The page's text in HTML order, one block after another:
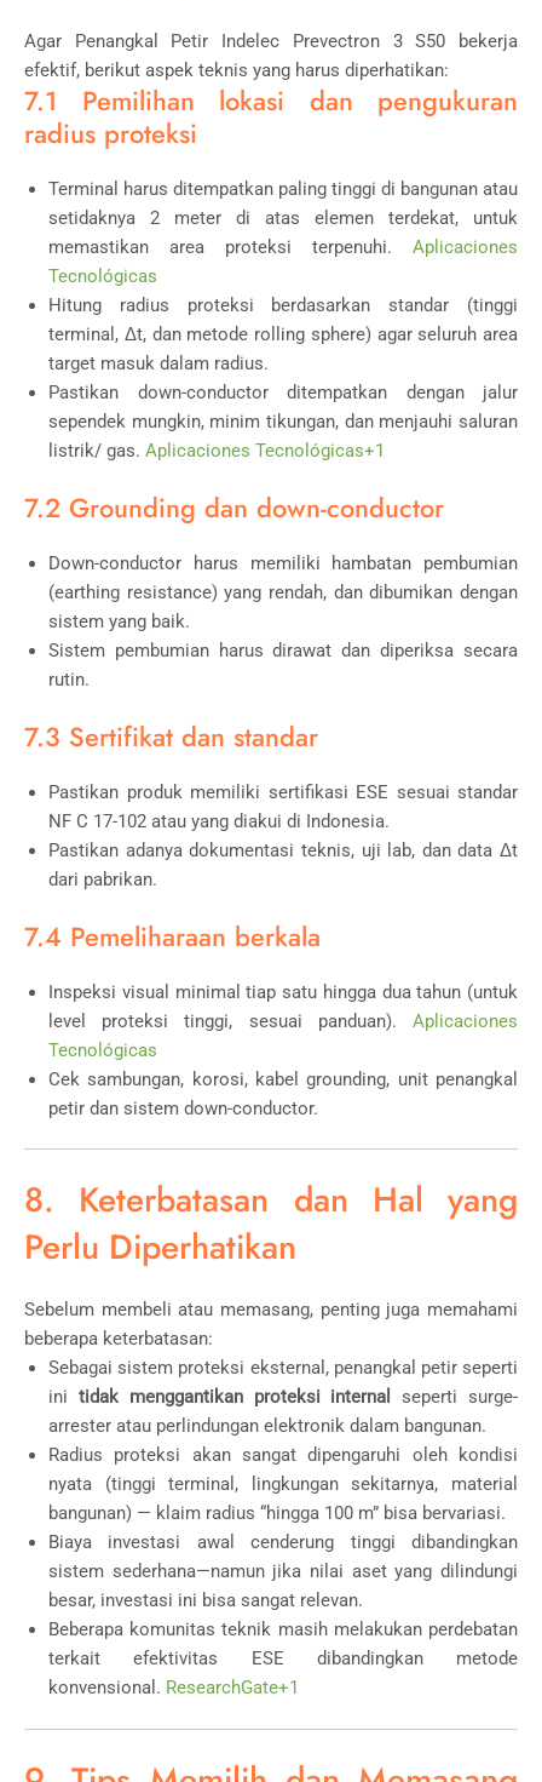
Agar Penangkal Petir Indelec Prevectron 3 S50 bekerja
efektif, berikut aspek teknis yang harus diperhatikan:
7.1 Pemilihan lokasi dan pengukuran
radius proteksi
Terminal harus ditempatkan paling tinggi di bangunan atau
setidaknya 2 meter di atas elemen terdekat, untuk
memastikan area proteksi terpenuhi. Aplicaciones
Tecnológicas
Hitung radius proteksi berdasarkan standar (tinggi
terminal, Δt, dan metode rolling sphere) agar seluruh area
target masuk dalam radius.
Pastikan down-conductor ditempatkan dengan jalur
sependek mungkin, minim tikungan, dan menjauhi saluran
listrik/ gas. Aplicaciones Tecnológicas+1
7.2 Grounding dan down-conductor
Down-conductor harus memiliki hambatan pembumian
(earthing resistance) yang rendah, dan dibumikan dengan
sistem yang baik.
Sistem pembumian harus dirawat dan diperiksa secara
rutin.
7.3 Sertifikat dan standar
Pastikan produk memiliki sertifikasi ESE sesuai standar
NF C 17-102 atau yang diakui di Indonesia.
Pastikan adanya dokumentasi teknis, uji lab, dan data Δt
dari pabrikan.
7.4 Pemeliharaan berkala
Inspeksi visual minimal tiap satu hingga dua tahun (untuk
level proteksi tinggi, sesuai panduan). Aplicaciones
Tecnológicas
Cek sambungan, korosi, kabel grounding, unit penangkal
petir dan sistem down-conductor.
8. Keterbatasan dan Hal yang
Perlu Diperhatikan
Sebelum membeli atau memasang, penting juga memahami
beberapa keterbatasan:
Sebagai sistem proteksi eksternal, penangkal petir seperti
ini tidak menggantikan proteksi internal
seperti surge-
arrester atau perlindungan elektronik dalam bangunan.
Radius proteksi akan sangat dipengaruhi oleh kondisi
nyata (tinggi terminal, lingkungan sekitarnya, material
bangunan) — klaim radius “hingga 100 m” bisa bervariasi.
Biaya investasi awal cenderung tinggi dibandingkan
sistem sederhana—namun jika nilai aset yang dilindungi
besar, investasi ini bisa sangat relevan.
Beberapa komunitas teknik masih melakukan perdebatan
terkait efektivitas ESE dibandingkan metode
konvensional. ResearchGate+1